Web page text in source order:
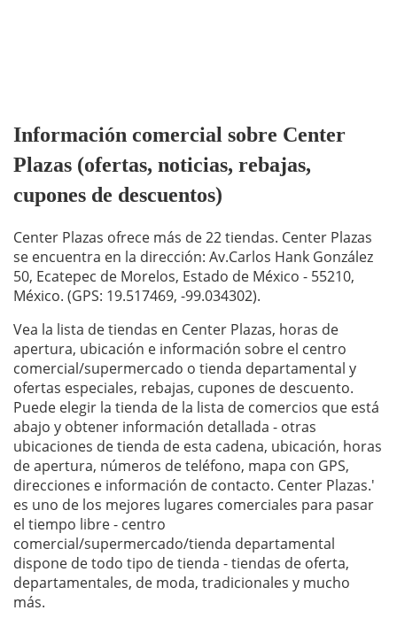
Información comercial sobre Center
Plazas (ofertas, noticias, rebajas,
cupones de descuentos)
Center Plazas ofrece más de 22 tiendas. Center Plazas
se encuentra en la dirección: Av.Carlos Hank González
50, Ecatepec de Morelos, Estado de México - 55210,
México. (GPS: 19.517469, -99.034302).
Vea la lista de tiendas en Center Plazas, horas de
apertura, ubicación e información sobre el centro
comercial/supermercado o tienda departamental y
ofertas especiales, rebajas, cupones de descuento.
Puede elegir la tienda de la lista de comercios que está
abajo y obtener información detallada - otras
ubicaciones de tienda de esta cadena, ubicación, horas
de apertura, números de teléfono, mapa con GPS,
direcciones e información de contacto. Center Plazas.'
es uno de los mejores lugares comerciales para pasar
el tiempo libre - centro
comercial/supermercado/tienda departamental
dispone de todo tipo de tienda - tiendas de oferta,
departamentales, de moda, tradicionales y mucho
más.